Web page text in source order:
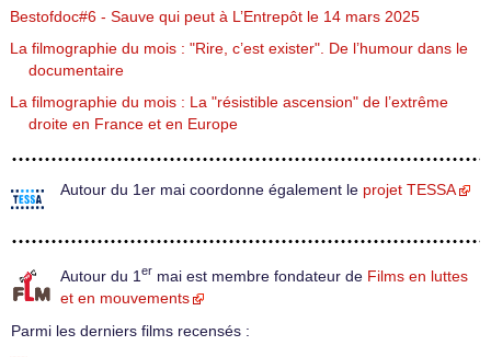
Bestofdoc#6 - Sauve qui peut à L’Entrepôt le 14 mars 2025
La filmographie du mois : "Rire, c’est exister". De l’humour dans le
documentaire
La filmographie du mois : La "résistible ascension" de l’extrême
droite en France et en Europe
Autour du 1er mai coordonne également le projet TESSA
Autour du 1 er mai est membre fondateur de Films en luttes
et en mouvements
Parmi les derniers films recensés :